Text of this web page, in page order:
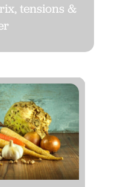
tensions &